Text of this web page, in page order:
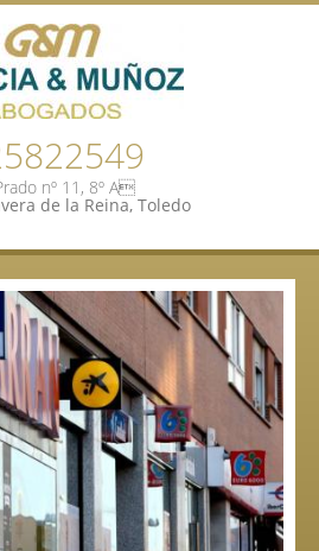
nº 11, 8º A
de la Reina, Toledo